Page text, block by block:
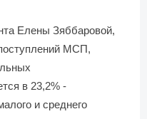
Елены Зяббаровой,
МСП,
в 23,2% -
и среднего